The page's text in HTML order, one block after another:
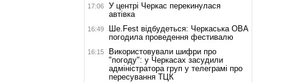
17:06
У центрі Черкас перекинулася
автівка
16:49
Ше.Fest відбудеться: Черкаська ОВА
погодила проведення фестивалю
16:15
Використовували шифри про
"погоду": у Черкасах засудили
адміністратора груп у телеграмі про
пересування ТЦК